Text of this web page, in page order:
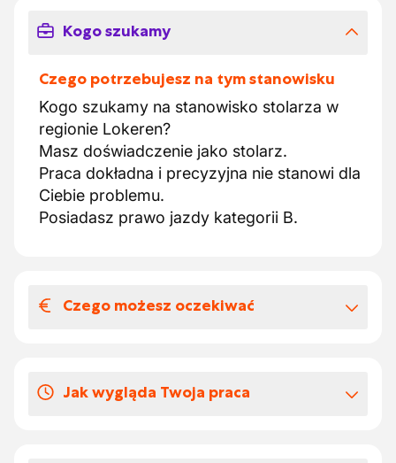
Kogo szukamy
Czego potrzebujesz na tym stanowisku
Kogo szukamy na stanowisko stolarza w
regionie Lokeren?
Masz doświadczenie jako stolarz.
Praca dokładna i precyzyjna nie stanowi dla
Ciebie problemu.
Posiadasz prawo jazdy kategorii B.
Czego możesz oczekiwać
Co oferujemy:
Jak wygląda Twoja praca